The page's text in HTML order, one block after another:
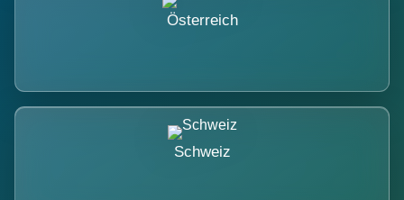
Österreich
Schweiz